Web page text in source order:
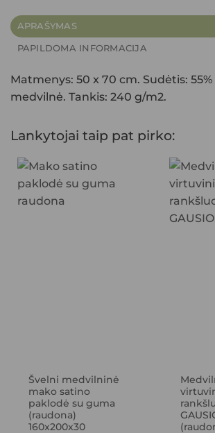
APRAŠYMAS
PAPILDOMA INFORMACIJA
Matmenys: 50 x 70 cm. Sudėtis: 55%
medvilnė. Tankis: 240 g/m2.
Lankytojai taip pat pirko:
Švelni medvilninė
mako satino
paklodė su guma
(raudona)
160x200x30